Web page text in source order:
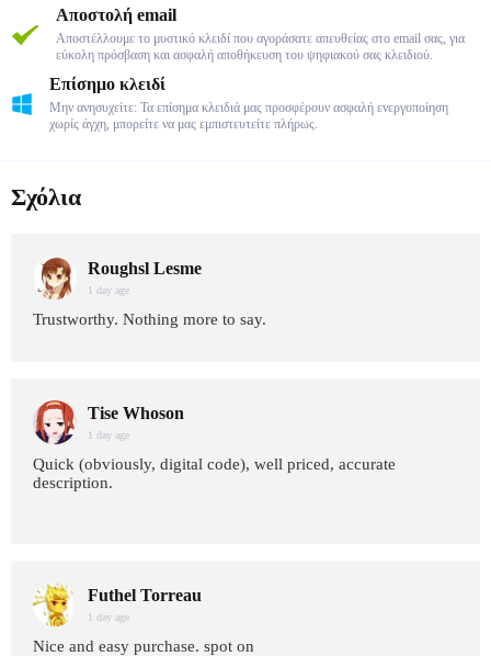
Αποστολή email
Αποστέλλουμε το μυστικό κλειδί που αγοράσατε απευθείας στο email σας, για
εύκολη πρόσβαση και ασφαλή αποθήκευση του ψηφιακού σας κλειδιού.
Επίσημο κλειδί
Μην ανησυχείτε: Τα επίσημα κλειδιά μας προσφέρουν ασφαλή ενεργοποίηση
χωρίς άγχη, μπορείτε να μας εμπιστευτείτε πλήρως.
Σχόλια
Roughsl Lesme
1 day age
Trustworthy. Nothing more to say.
Tise Whoson
1 day age
Quick (obviously, digital code), well priced, accurate
description.
Futhel Torreau
1 day age
Nice and easy purchase. spot on